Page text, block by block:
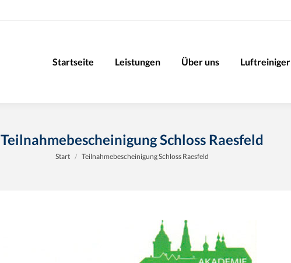
Startseite Leistungen Über uns Luftreiniger
Teilnahmebescheinigung Schloss Raesfeld
Sie befinden sich hier:
Start Teilnahmebescheinigung Schloss Raesfeld